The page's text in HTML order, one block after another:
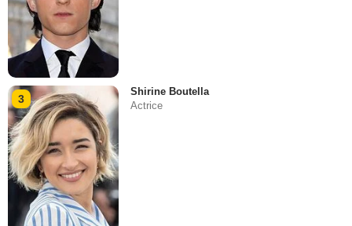
3
Shirine Boutella
Actrice